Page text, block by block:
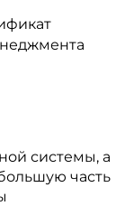
системы, а
часть